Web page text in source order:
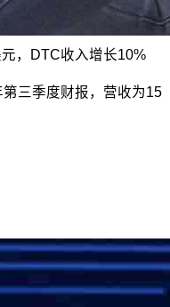
，DTC收入增长10%
三季度财报，营收为15